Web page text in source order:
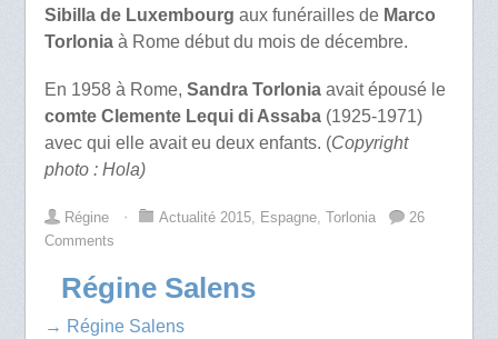
Sibilla de Luxembourg aux funérailles de Marco
Torloniaà Rome début du mois de décembre.
En 1958 à Rome, Sandra Torloniaavait épousé le
comte Clemente Lequi di Assaba(1925-1971)
avec qui elle avait eu deux enfants. (Copyright
photo : Hola)
Régine ⋅ Actualité 2015, Espagne, Torlonia
26
Comments
Régine Salens
→ Régine Salens